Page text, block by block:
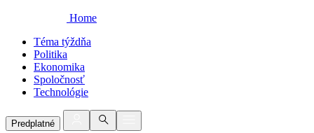
Home
Téma týždňa
Politika
Ekonomika
Spoločnosť
Technológie
Predplatné